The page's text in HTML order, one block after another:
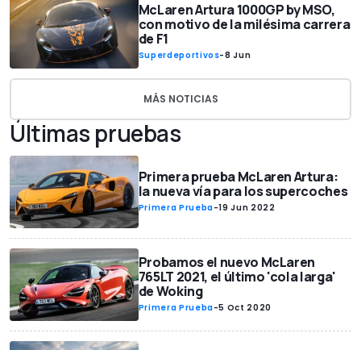
McLaren Artura 1000GP by MSO,
con motivo de la milésima carrera
de F1
Superdeportivos-8 Jun
MÁS NOTICIAS
Últimas pruebas
Primera prueba McLaren Artura:
la nueva vía para los supercoches
Primera Prueba-19 Jun 2022
Probamos el nuevo McLaren
765LT 2021, el último 'cola larga'
de Woking
Primera Prueba-5 Oct 2020